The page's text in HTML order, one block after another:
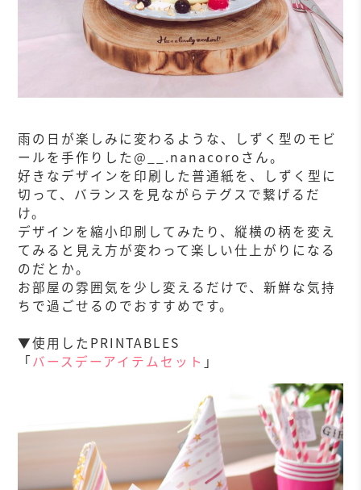
雨の日が楽しみに変わるような、しずく型のモビ
ールを手作りした@__.nanacoroさん。
好きなデザインを印刷した普通紙を、しずく型に
切って、バランスを見ながらテグスで繋げるだ
け。
デザインを縮小印刷してみたり、縦横の柄を変え
てみると見え方が変わって楽しい仕上がりになる
のだとか。
お部屋の雰囲気を少し変えるだけで、新鮮な気持
ちで過ごせるのでおすすめです。
▼使用したPRINTABLES
「バースデーアイテムセット 」